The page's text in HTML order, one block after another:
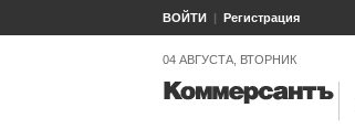
ВОЙТИ Регистрация
04 АВГУСТА, ВТОРНИК